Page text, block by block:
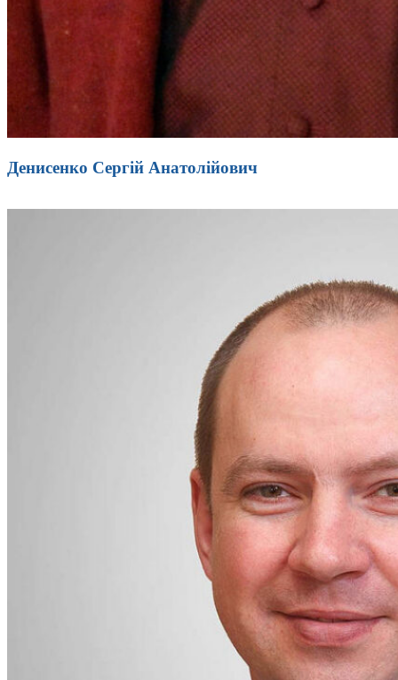
Денисенко Сергій Анатолійович